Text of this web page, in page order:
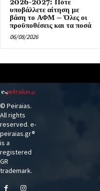
2026-2027: Πότε
υποβάλλετε αίτηση με
βάση το ΑΦΜ – Όλες οι
προϋποθέσεις και τα ποσά
06/08/2026
© Peiraias.
All rights
reserved. e-
peiraias.gr®
is a
registered
GR
trademark.